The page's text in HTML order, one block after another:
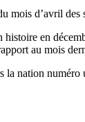
mois d’avril
histoire en
au mois
la nation